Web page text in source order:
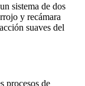
sistema de dos
y recámara
suaves del
procesos de